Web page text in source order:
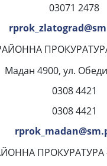
03071 2478
Мадан 4900, ул.
0308 4421
0308 4421
ПРОКУРАТУРА